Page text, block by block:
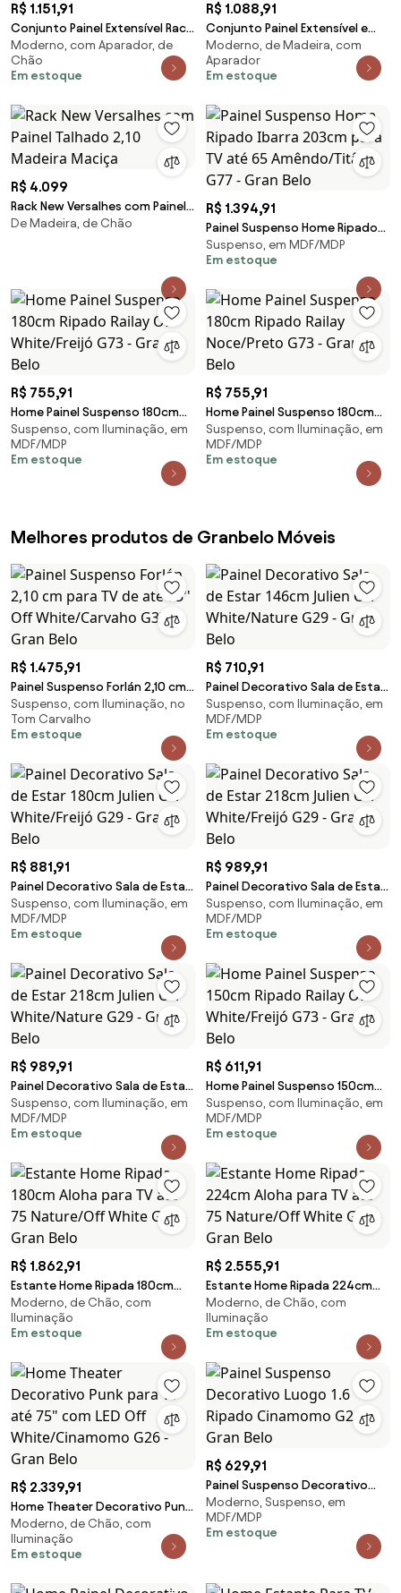
R$ 1.151,91
Conjunto Painel Extensível Rack
160cm LED Tremonti/Duarte TV
até 55 Tauari/Off White G77 -
Gran Belo
Moderno, com Aparador, de
Chão
Em estoque
R$ 1.088,91
Conjunto Painel Extensível e
Rack 180cm Tremonti/Duarte
TV até 55 Tauari/Off White G77
- Gran Belo
Moderno, de Madeira, com
Aparador
Em estoque
R$ 4.099
Rack New Versalhes com Painel
Talhado 2,10 Madeira Maciça
De Madeira, de Chão
R$ 1.394,91
Painel Suspenso Home Ripado
Ibarra 203cm para TV até 65
Amêndo/Titânio G77 - Gran
Suspenso, em MDF/MDP
Em estoque
R$ 755,91
Home Painel Suspenso 180cm
Ripado Railay Off White/Freijó
G73 - Gran Belo
Suspenso, com Iluminação, em
MDF/MDP
Em estoque
R$ 755,91
Home Painel Suspenso 180cm
Ripado Railay Noce/Preto G73 -
Gran Belo
Suspenso, com Iluminação, em
MDF/MDP
Em estoque
Melhores produtos de Granbelo Móveis
R$ 1.475,91
Painel Suspenso Forlán 2,10 cm
para TV de até 75'' Off
White/Carvaho G37 - Gran Belo
Suspenso, com Iluminação, no
Tom Carvalho
Em estoque
R$ 710,91
Painel Decorativo Sala de Estar
146cm Julien Off White/Nature
G29 - Gran Belo
Suspenso, com Iluminação, em
MDF/MDP
Em estoque
R$ 881,91
Painel Decorativo Sala de Estar
180cm Julien Off White/Freijó
G29 - Gran Belo
Suspenso, com Iluminação, em
MDF/MDP
Em estoque
R$ 989,91
Painel Decorativo Sala de Estar
218cm Julien Off White/Freijó
G29 - Gran Belo
Suspenso, com Iluminação, em
MDF/MDP
Em estoque
R$ 989,91
Painel Decorativo Sala de Estar
218cm Julien Off White/Nature
G29 - Gran Belo
Suspenso, com Iluminação, em
MDF/MDP
Em estoque
R$ 611,91
Home Painel Suspenso 150cm
Ripado Railay Off White/Freijó
G73 - Gran Belo
Suspenso, com Iluminação, em
MDF/MDP
Em estoque
R$ 1.862,91
Estante Home Ripada 180cm
Aloha para TV até 75
Nature/Off White G77 - Gran
Belo
Moderno, de Chão, com
Iluminação
Em estoque
R$ 2.555,91
Estante Home Ripada 224cm
Aloha para TV até 75
Nature/Off White G77 - Gran
Belo
Moderno, de Chão, com
Iluminação
Em estoque
R$ 2.339,91
Home Theater Decorativo Punk
para TV até 75" com LED Off
White/Cinamomo G26 - Gran
Belo
Moderno, de Chão, com
Iluminação
Em estoque
R$ 629,91
Painel Suspenso Decorativo
Luogo 1.6 Ripado Cinamomo
G26 - Gran Belo
Moderno, Suspenso, em
MDF/MDP
Em estoque